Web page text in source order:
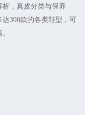
析，真皮分类与保养
300款的各类鞋型，可